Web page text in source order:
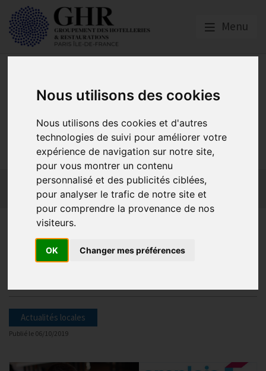
Nous utilisons des cookies
Nous utilisons des cookies et d'autres
technologies de suivi pour améliorer votre
expérience de navigation sur notre site,
pour vous montrer un contenu
personnalisé et des publicités ciblées,
pour analyser le trafic de notre site et
pour comprendre la provenance de nos
visiteurs.
OK Changer mes préférences
Menu
GHR PARIS ÎLE-DE-
FRANCE
Actualités Qui sommes-nous ?
GHR National
Partenaires
Contact adhésion
Emplois francs : bénéficiez
d’une aide pour recruter ! -
Actualités locales
Publié le 06/10/2019